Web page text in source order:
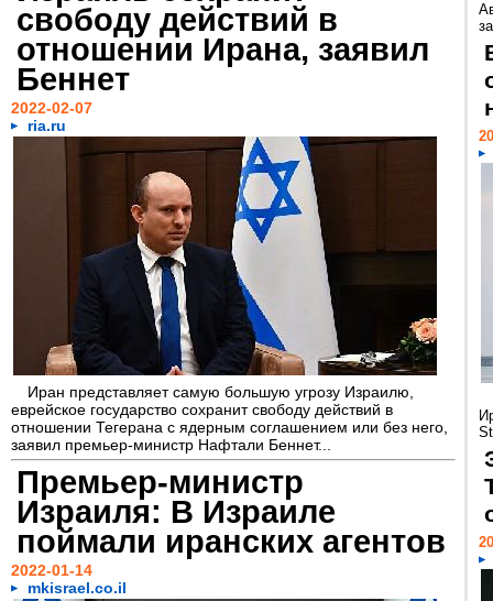
свободу действий в
отношении Ирана, заявил
Беннет
2022-02-07
ria.ru
Иран представляет самую большую угрозу Израилю,
еврейское государство сохранит свободу действий в
отношении Тегерана с ядерным соглашением или без него,
заявил премьер-министр Нафтали Беннет...
Премьер-министр
Израиля: В Израиле
поймали иранских агентов
2022-01-14
mkisrael.co.il